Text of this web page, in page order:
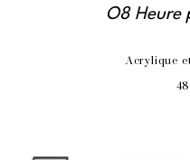
O8 Heure
Acrylique